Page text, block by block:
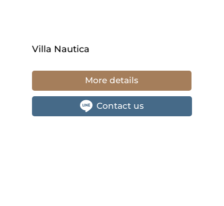
Villa Nautica
More details
Contact us